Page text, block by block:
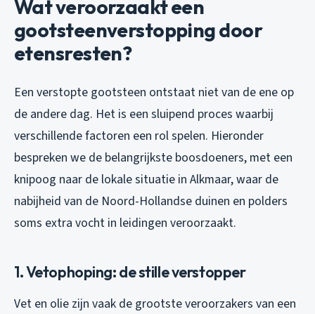
Wat veroorzaakt een
gootsteenverstopping door
etensresten?
Een verstopte gootsteen ontstaat niet van de ene op
de andere dag. Het is een sluipend proces waarbij
verschillende factoren een rol spelen. Hieronder
bespreken we de belangrijkste boosdoeners, met een
knipoog naar de lokale situatie in Alkmaar, waar de
nabijheid van de Noord-Hollandse duinen en polders
soms extra vocht in leidingen veroorzaakt.
1. Vetophoping: de stille verstopper
Vet en olie zijn vaak de grootste veroorzakers van een